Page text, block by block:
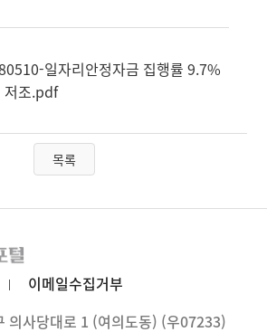
일자리안정자금 집행률 9.7%
저조.pdf
목록
이메일수집거부
의사당대로 1 (여의도동) (우07233)